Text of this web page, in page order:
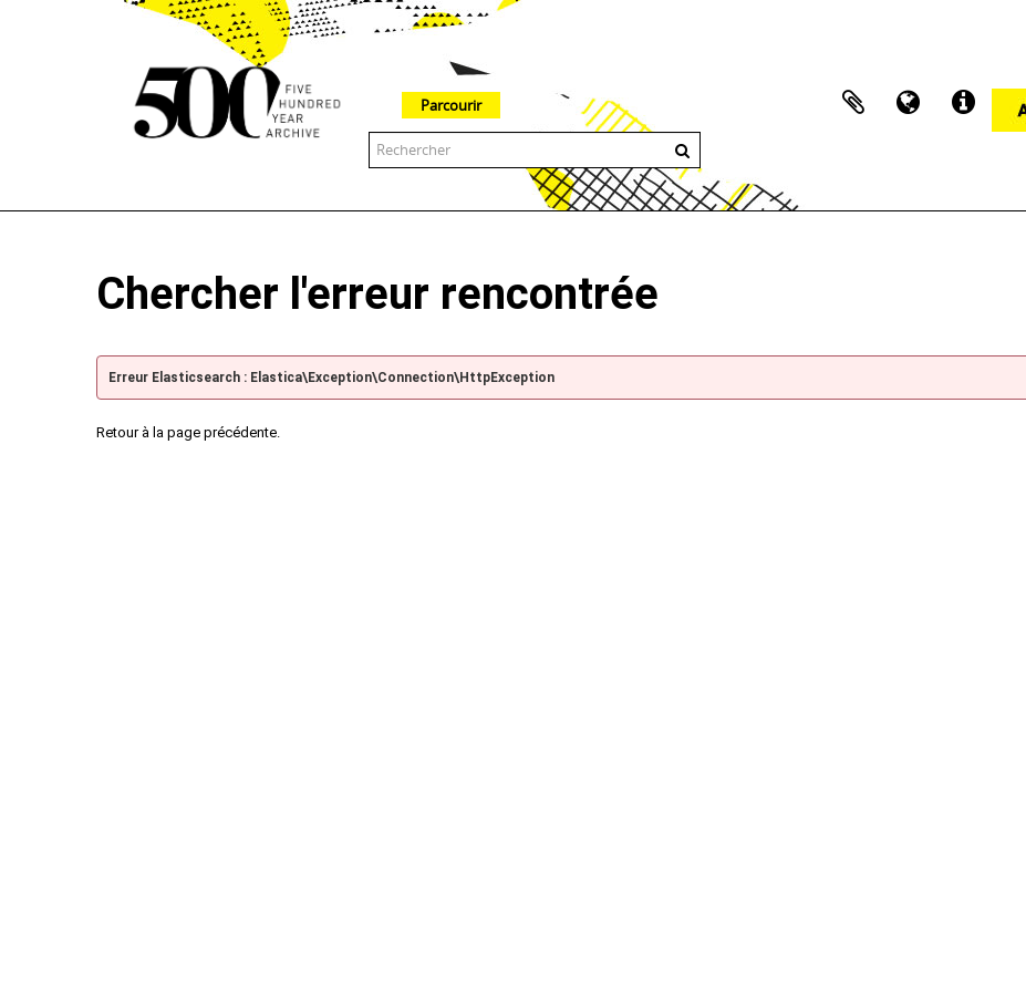
Parcourir
Chercher l'erreur rencontrée
Erreur Elasticsearch : Elastica\Exception\Connection\HttpException
Retour à la page précédente.